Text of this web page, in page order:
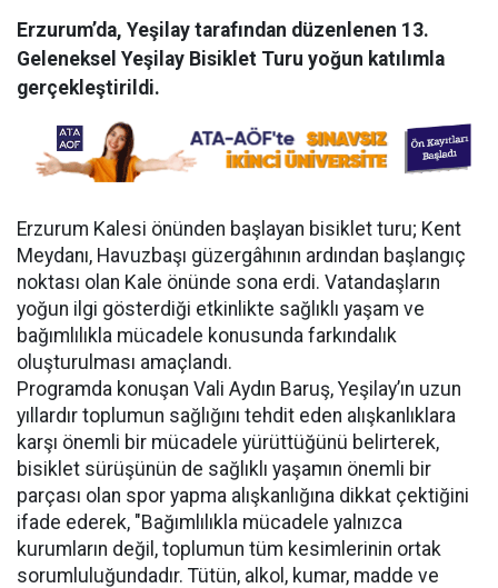
Erzurum’da, Yeşilay tarafından düzenlenen 13.
Geleneksel Yeşilay Bisiklet Turu yoğun katılımla
gerçekleştirildi.
Erzurum Kalesi önünden başlayan bisiklet turu; Kent
Meydanı, Havuzbaşı güzergâhının ardından başlangıç
noktası olan Kale önünde sona erdi. Vatandaşların
yoğun ilgi gösterdiği etkinlikte sağlıklı yaşam ve
bağımlılıkla mücadele konusunda farkındalık
oluşturulması amaçlandı.
Programda konuşan Vali Aydın Baruş, Yeşilay’ın uzun
yıllardır toplumun sağlığını tehdit eden alışkanlıklara
karşı önemli bir mücadele yürüttüğünü belirterek,
bisiklet sürüşünün de sağlıklı yaşamın önemli bir
parçası olan spor yapma alışkanlığına dikkat çektiğini
ifade ederek, "Bağımlılıkla mücadele yalnızca
kurumların değil, toplumun tüm kesimlerinin ortak
sorumluluğundadır. Tütün, alkol, kumar, madde ve